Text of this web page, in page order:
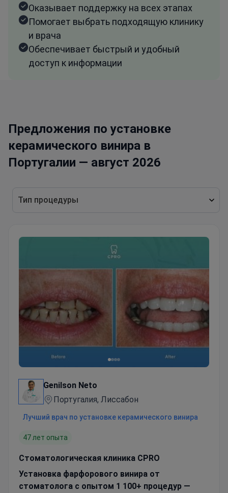
Оказывает поддержку на всех этапах
Помогает выбрать подходящую клинику
и врача
Обеспечивает быстрый и удобный
доступ к информации
Предложения по установке
керамического винира в
Португалии — август 2026
Тип процедуры
Genilson Neto
Португалия, Лиссабон
Лучший врач по установке керамического винира
47 лет опыта
Стоматологическая клиника CPRO
Установка фарфорового винира от
стоматолога с опытом 1 100+ процедур —